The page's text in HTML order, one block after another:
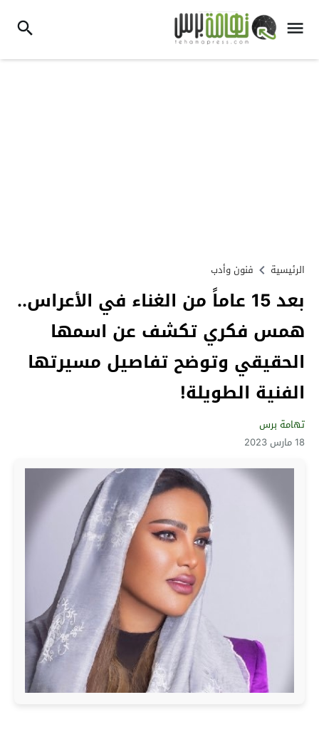
الرئيسية فنون وأدب
بعد 15 عاماً من الغناء في الأعراس..
همس فكري تكشف عن اسمها
الحقيقي وتوضح تفاصيل مسيرتها
الفنية الطويلة!
تهامة برس
18 مارس 2023